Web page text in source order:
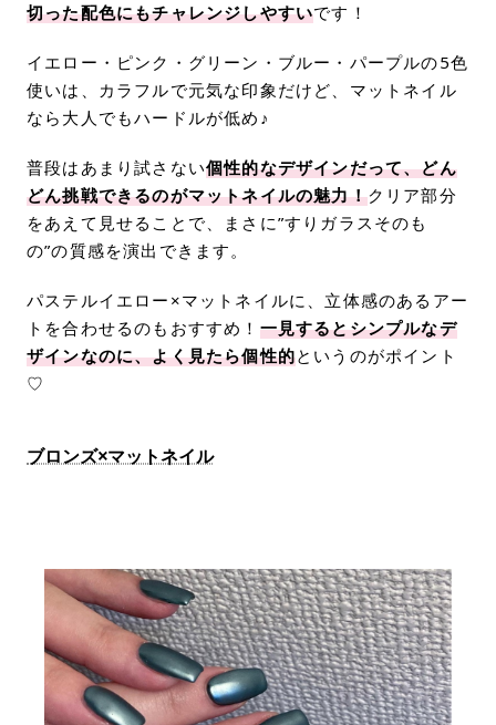
切った配色にもチャレンジしやすいです！
イエロー・ピンク・グリーン・ブルー・パープルの5色
使いは、カラフルで元気な印象だけど、マットネイル
なら大人でもハードルが低め♪
普段はあまり試さない個性的なデザインだって、どん
どん挑戦できるのがマットネイルの魅力！クリア部分
をあえて見せることで、まさに”すりガラスそのも
の”の質感を演出できます。
パステルイエロー×マットネイルに、立体感のあるアー
トを合わせるのもおすすめ！ 一見するとシンプルなデ
ザインなのに、よく見たら個性的というのがポイント
♡
ブロンズ×マットネイル